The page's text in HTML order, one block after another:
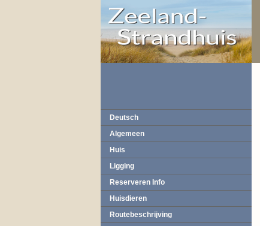
Deutsch
Algemeen
Huis
Ligging
Reserveren Info
Huisdieren
Routebeschrijving